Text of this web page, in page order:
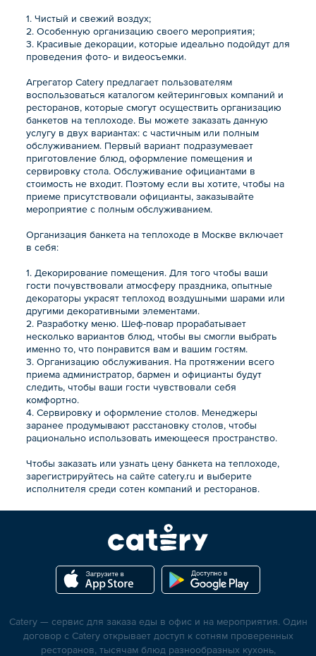
1. Чистый и свежий воздух;
2. Особенную организацию своего мероприятия;
3. Красивые декорации, которые идеально подойдут для
проведения фото- и видеосъемки.
Агрегатор Catery предлагает пользователям
воспользоваться каталогом кейтеринговых компаний и
ресторанов, которые смогут осуществить организацию
банкетов на теплоходе. Вы можете заказать данную
услугу в двух вариантах: с частичным или полным
обслуживанием. Первый вариант подразумевает
приготовление блюд, оформление помещения и
сервировку стола. Обслуживание официантами в
стоимость не входит. Поэтому если вы хотите, чтобы на
приеме присутствовали официанты, заказывайте
мероприятие с полным обслуживанием.
Организация банкета на теплоходе в Москве включает
в себя:
1. Декорирование помещения. Для того чтобы ваши
гости почувствовали атмосферу праздника, опытные
декораторы украсят теплоход воздушными шарами или
другими декоративными элементами.
2. Разработку меню. Шеф-повар прорабатывает
несколько вариантов блюд, чтобы вы смогли выбрать
именно то, что понравится вам и вашим гостям.
3. Организацию обслуживания. На протяжении всего
приема администратор, бармен и официанты будут
следить, чтобы ваши гости чувствовали себя
комфортно.
4. Сервировку и оформление столов. Менеджеры
заранее продумывают расстановку столов, чтобы
рационально использовать имеющееся пространство.
Чтобы заказать или узнать цену банкета на теплоходе,
зарегистрируйтесь на сайте catery.ru и выберите
исполнителя среди сотен компаний и ресторанов.
Catery — сервис для заказа еды в офис и на мероприятия. Один
договор с Catery открывает доступ к сотням проверенных
ресторанов, тысячам блюд разнообразных кухонь,